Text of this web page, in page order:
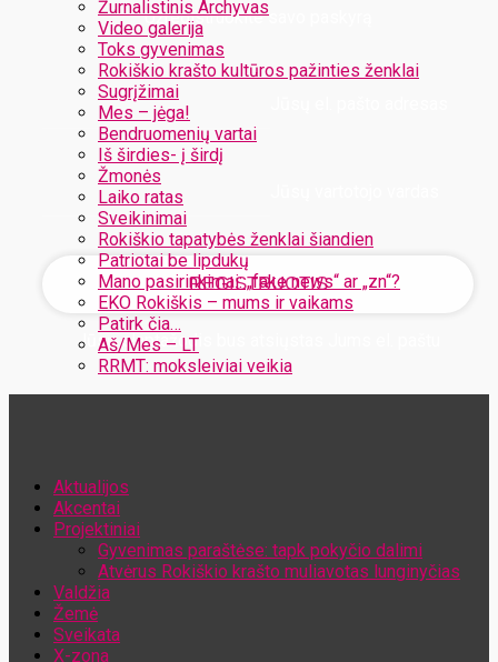
Žurnalistinis Archyvas
Video galerija
Toks gyvenimas
Rokiškio krašto kultūros pažinties ženklai
Sugrįžimai
Mes – jėga!
Bendruomenių vartai
Iš širdies- į širdį
Žmonės
Laiko ratas
Sveikinimai
Rokiškio tapatybės ženklai šiandien
Patriotai be lipdukų
Mano pasirinkimai: „fake news“ ar „zn“?
EKO Rokiškis – mums ir vaikams
Patirk čia…
Aš/Mes – LT
RRMT: moksleiviai veikia
Užregistruokite savo paskyrą
Jūsų slaptažodis bus atsiųstas Jums el. paštu
Aktualijos
Akcentai
Projektiniai
Gyvenimas paraštėse: tapk pokyčio dalimi
Atvėrus Rokiškio krašto muliavotas lunginyčias
Valdžia
Žemė
Sveikata
X-zona